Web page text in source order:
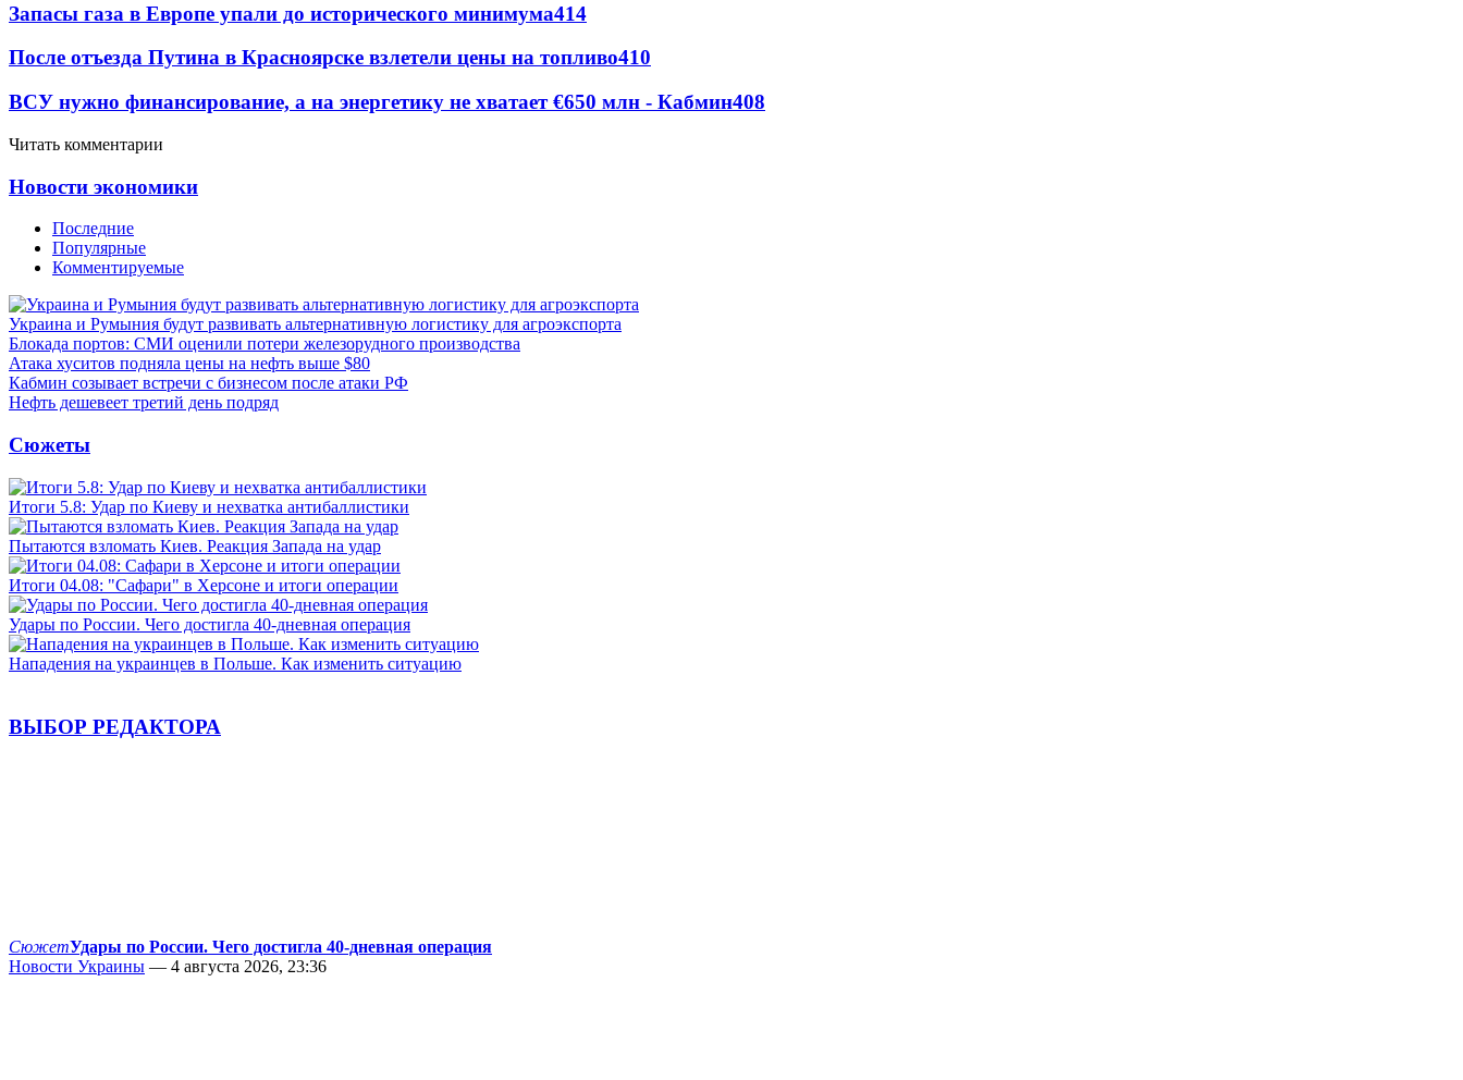
Запасы газа в Европе упали до исторического минимума414
После отъезда Путина в Красноярске взлетели цены на топливо410
ВСУ нужно финансирование, а на энергетику не хватает €650 млн - Кабмин408
Читать комментарии
Новости экономики
Последние
Популярные
Комментируемые
Украина и Румыния будут развивать альтернативную логистику для агроэкспорта
Блокада портов: СМИ оценили потери железорудного производства
Атака хуситов подняла цены на нефть выше $80
Кабмин созывает встречи с бизнесом после атаки РФ
Нефть дешевеет третий день подряд
Сюжеты
Итоги 5.8: Удар по Киеву и нехватка антибаллистики
Пытаются взломать Киев. Реакция Запада на удар
Итоги 04.08: "Сафари" в Херсоне и итоги операции
Удары по России. Чего достигла 40-дневная операция
Нападения на украинцев в Польше. Как изменить ситуацию
ВЫБОР РЕДАКТОРА
СюжетУдары по России. Чего достигла 40-дневная операция
Новости Украины — 4 августа 2026, 23:36